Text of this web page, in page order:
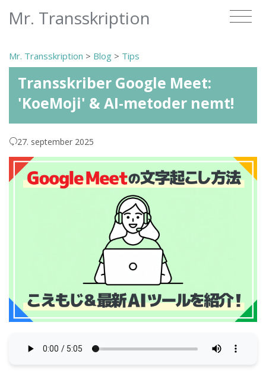
Mr. Transskription
Mr. Transskription > Blog > Tips
Transskriber Google Meet:
'KoeMoji' & AI-metoder nemt!
27. september 2025